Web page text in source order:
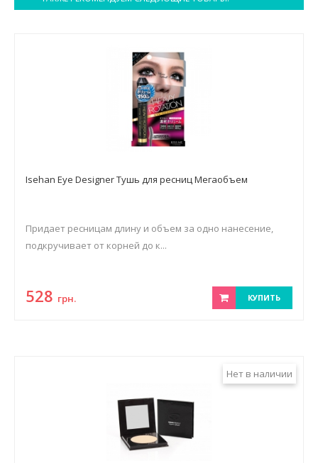
Isehan Eye Designer Тушь для ресниц Мегаобъем
Придает ресницам длину и объем за одно нанесение,
подкручивает от корней до к...
528 грн. КУПИТЬ
Нет в наличии